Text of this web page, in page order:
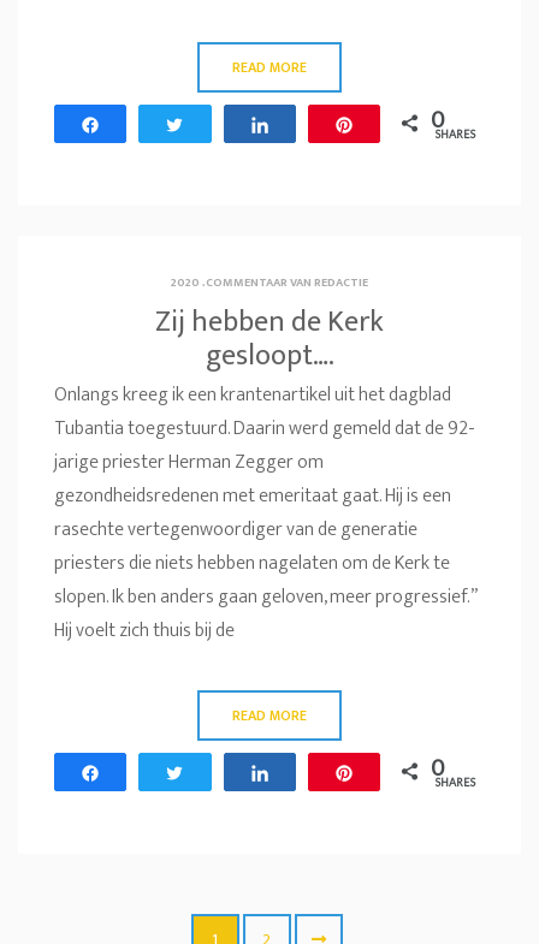
READ MORE
0
SHARES
2020.COMMENTAAR VAN REDACTIE
Zij hebben de Kerk
gesloopt….
Onlangs kreeg ik een krantenartikel uit het dagblad
Tubantia toegestuurd. Daarin werd gemeld dat de 92-
jarige priester Herman Zegger om
gezondheidsredenen met emeritaat gaat. Hij is een
rasechte vertegenwoordiger van de generatie
priesters die niets hebben nagelaten om de Kerk te
slopen. Ik ben anders gaan geloven, meer progressief.”
Hij voelt zich thuis bij de
READ MORE
0
SHARES